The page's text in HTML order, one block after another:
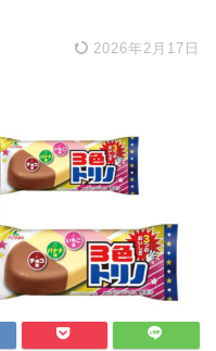
2026年2月17日